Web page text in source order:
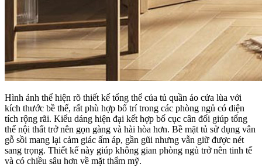
Hình ảnh thể hiện rõ thiết kế tổng thể của tủ quần áo cửa lùa với
kích thước bề thế, rất phù hợp bố trí trong các phòng ngủ có diện
tích rộng rãi. Kiểu dáng hiện đại kết hợp bố cục cân đối giúp tổng
thể nội thất trở nên gọn gàng và hài hòa hơn. Bề mặt tủ sử dụng vân
gỗ sồi mang lại cảm giác ấm áp, gần gũi nhưng vẫn giữ được nét
sang trọng. Thiết kế này giúp không gian phòng ngủ trở nên tinh tế
và có chiều sâu hơn về mặt thẩm mỹ.